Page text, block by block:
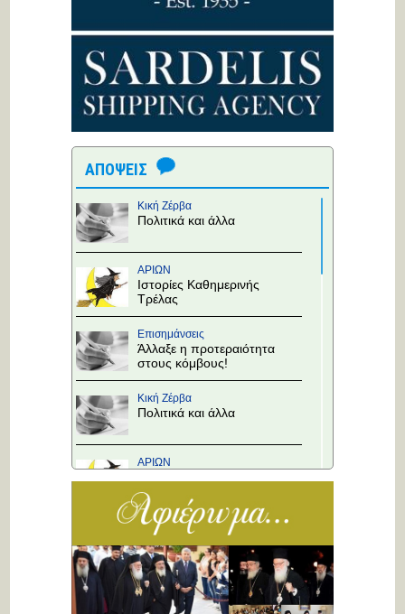
ΑΠΟΨΕΙΣ
Κική Ζέρβα
Πολιτικά και άλλα
ΑΡΙΩΝ
Ιστορίες Καθημερινής
Τρέλας
Επισημάνσεις
Άλλαξε η προτεραιότητα
στους κόμβους!
Κική Ζέρβα
Πολιτικά και άλλα
ΑΡΙΩΝ
Τρέλας
Επισημάνσεις
αποφασίσει
Κική Ζέρβα
Πολιτικά και άλλα